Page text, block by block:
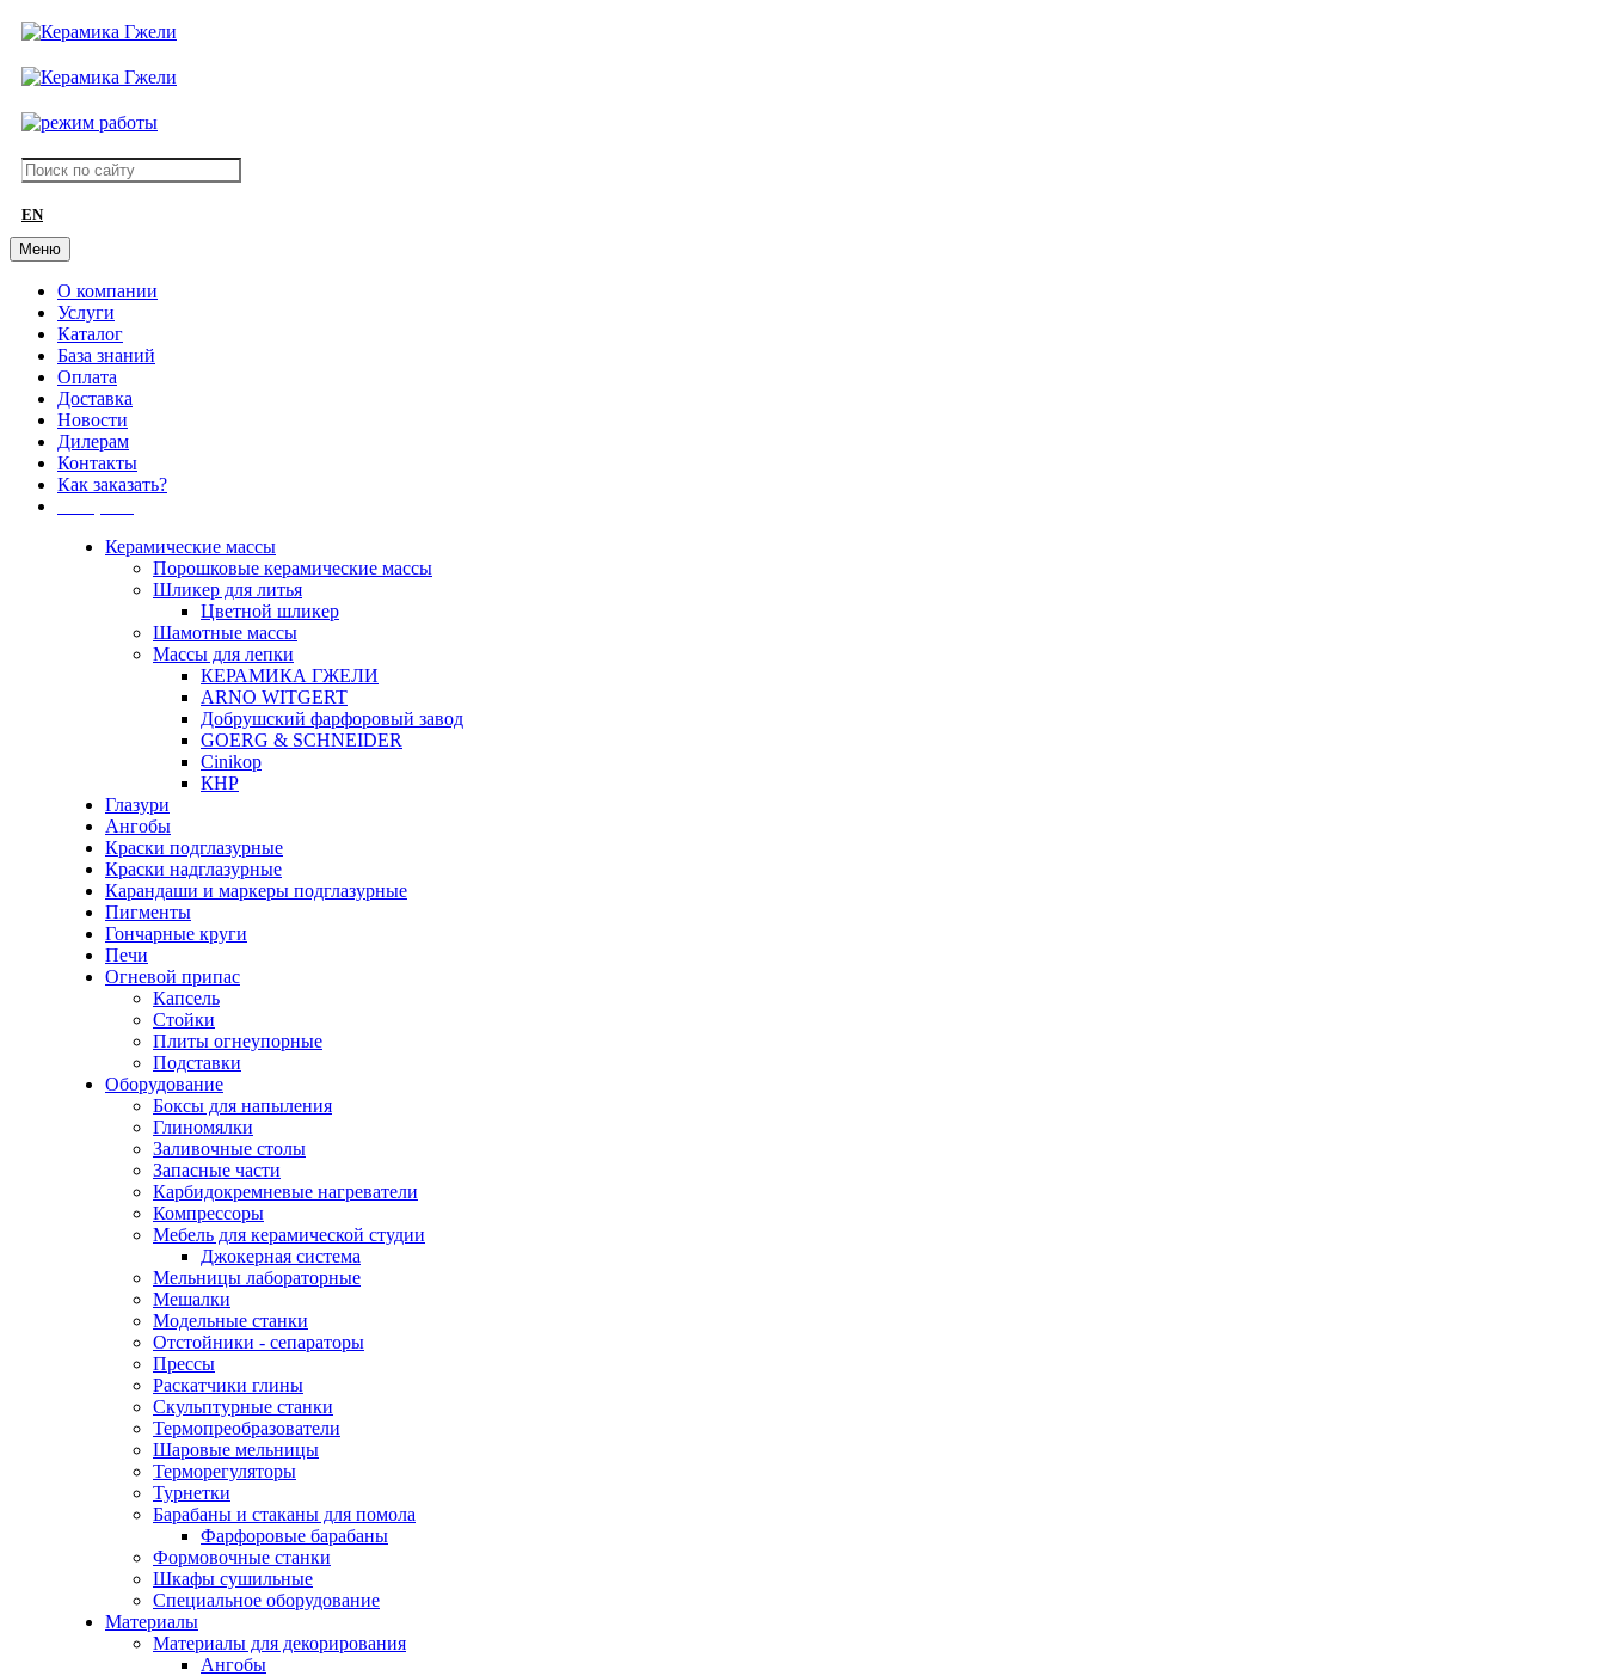
EN
Меню
О компании
Услуги
Каталог
База знаний
Оплата
Доставка
Новости
Дилерам
Контакты
Как заказать?
Керамические массы
Порошковые керамические массы
Шликер для литья
Цветной шликер
Шамотные массы
Массы для лепки
КЕРАМИКА ГЖЕЛИ
ARNO WITGERT
Добрушский фарфоровый завод
GOERG & SCHNEIDER
Cinikop
КНР
Глазури
Ангобы
Краски подглазурные
Краски надглазурные
Карандаши и маркеры подглазурные
Пигменты
Гончарные круги
Печи
Огневой припас
Капсель
Стойки
Плиты огнеупорные
Подставки
Оборудование
Боксы для напыления
Глиномялки
Заливочные столы
Запасные части
Карбидокремневые нагреватели
Компрессоры
Мебель для керамической студии
Джокерная система
Мельницы лабораторные
Мешалки
Модельные станки
Отстойники - сепараторы
Прессы
Раскатчики глины
Скульптурные станки
Термопреобразователи
Шаровые мельницы
Терморегуляторы
Турнетки
Барабаны и стаканы для помола
Фарфоровые барабаны
Формовочные станки
Шкафы сушильные
Специальное оборудование
Материалы
Материалы для декорирования
Ангобы